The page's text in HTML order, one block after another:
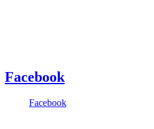
Facebook
Facebook